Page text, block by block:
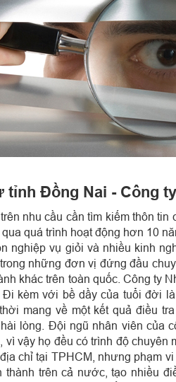
tỉnh Đồng Nai - Công
nhu cầu cần tìm kiếm thôn
quá trình hoạt động hơn 10
nghiệp vụ giỏi và nhiều kinh
những đơn vị đứng đầu
khác trên toàn quốc. Công ty
Đi kèm với bề dầy của tuổi đời
mang về một kết quả điều
lòng. Đội ngũ nhân viên của
vì vậy họ đều có trình độ chuyên
chỉ tại TPHCM, nhưng phạm
thành trên cả nước, tạo nhiều